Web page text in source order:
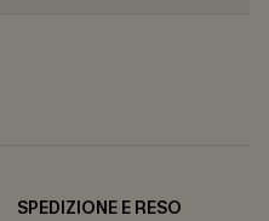
SPEDIZIONE E RESO